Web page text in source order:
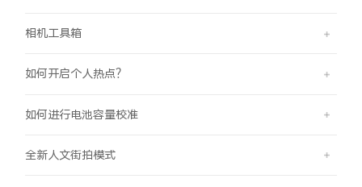
相机工具箱
如何开启个人热点？
如何进行电池容量校准
全新人文街拍模式